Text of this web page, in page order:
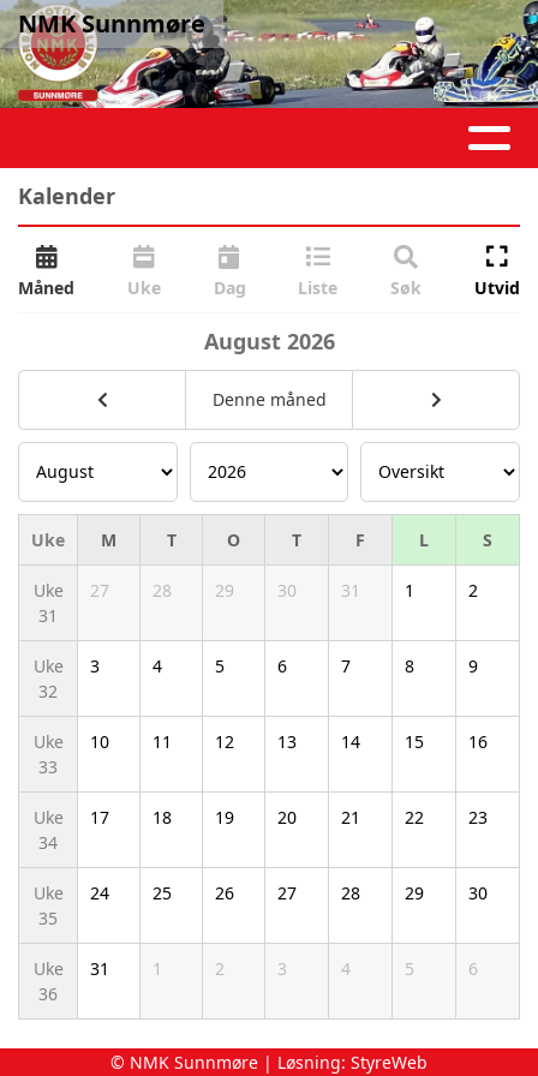
NMK Sunnmøre
Kalender
Måned Uke Dag Liste Søk Utvid
Denne måned
August 2026
Uke M T O T F L S
Uke
31
27 28 29 30 31 1 2
Uke
32
3 4 5 6 7 8 9
Uke
33
10 11 12 13 14 15 16
Uke
34
17 18 19 20 21 22 23
Uke
35
24 25 26 27 28 29 30
Uke
36
31 1 2 3 4 5 6
© NMK Sunnmøre | Løsning: StyreWeb